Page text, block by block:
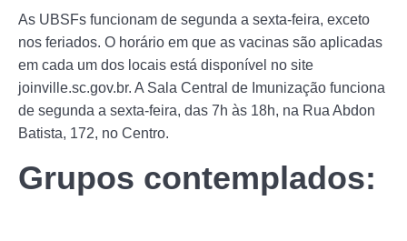
As UBSFs funcionam de segunda a sexta-feira, exceto
nos feriados. O horário em que as vacinas são aplicadas
em cada um dos locais está disponível no site
joinville.sc.gov.br. A Sala Central de Imunização funciona
de segunda a sexta-feira, das 7h às 18h, na Rua Abdon
Batista, 172, no Centro.
Grupos contemplados: